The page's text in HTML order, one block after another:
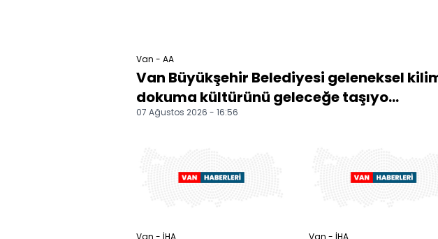
Van - AA
Van Büyükşehir Belediyesi geleneksel
dokuma kültürünü geleceğe taşıyo...
07 Ağustos 2026 - 16:56
Van - İHA Van - İHA